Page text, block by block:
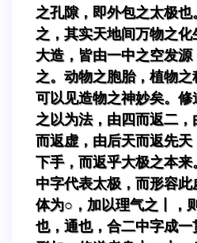
之孔隙，即外包之太极
之，其实天地间万物之
大造，皆由一中之空发
之。动物之胞胎，植物之
可以见造物之神妙矣。
之以为法，由四而返二
而返虚，由后天而返先
下手，而返乎大极之本
中字代表太极，而形容
体为○，加以理气之丨，
也，通也，合二中字成